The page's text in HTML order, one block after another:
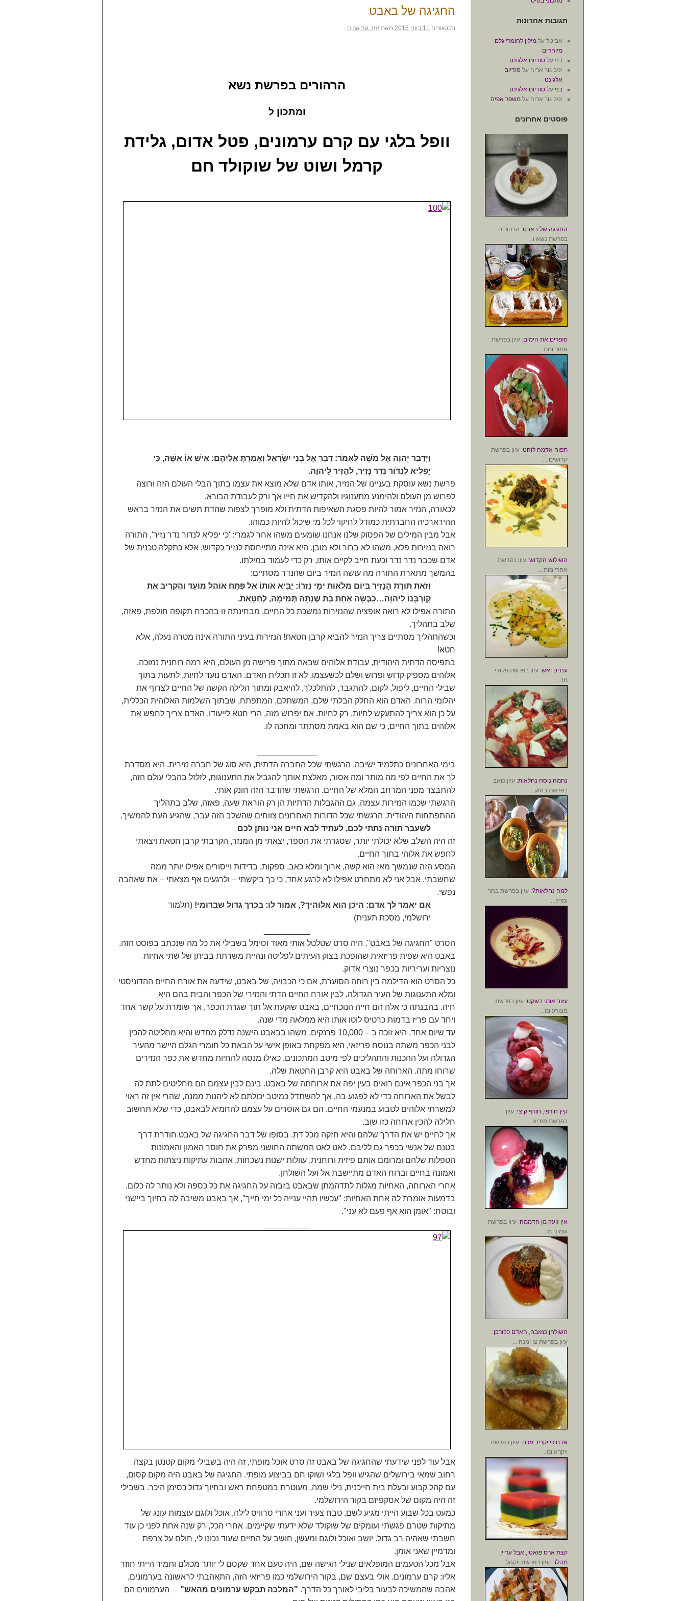
החגיגה של באבט
בקטגוריה 11 ביוני 2016 מאת יניב גור אריה
הרהורים בפרשת נשא
ומתכון ל
וופל בלגי עם קרם ערמונים, פטל אדום, גלידת
קרמל ושוט של שוקולד חם
וַיְדַבֵּר יְהוָה אֶל מֹשֶׁה לֵּאמֹר: דַּבֵּר אֶל בְּנֵי יִשְׂרָאֵל וְאָמַרְתָּ אֲלֵיהֶם: אִישׁ אוֹ אִשָּׁה, כִּי
יַפְלִיא לִנְדֹּור נֶדֶר נָזִיר, לְהַזִּיר לַיהוָה.
פרשת נשא עוסקת בעניינו של הנזיר, אותו אדם שלא מוצא את עצמו בתוך הבלי העולם הזה ורוצה
לפרוש מן העולם ולהימנע מתענוגיו ולהקדיש את חייו אך ורק לעבודת הבורא.
לכאורה, הנזיר אמור להיות פסגת השאיפות הדתית ולא מופרך לצפות שהדת תשים את הנזיר בראש
ההירארכיה החברתית כמודל לחיקוי לכל מי שיכול להיות כמוהו.
אבל מבין המילים של הפסוק שלנו אנחנו שומעים משהו אחר לגמרי: 'כי יפליא לנדור נדר נזיר', התורה
רואה בנזירות פלא, משהו לא ברור ולא מובן. היא אינה מתייחסת לנזיר כקדוש, אלא כתקלה טכנית של
אדם שכבר נדר נדר וכעת חייב לקיים אותו, רק כדי לעמוד במילתו.
בהמשך מתארת התורה מה עושה הנזיר ביום שהנדר מסתיים:
וְזֹאת תּוֹרַת הַנָּזִיר בְּיוֹם מְלֹאות יְמֵי נִזְרוֹ: יָבִיא אֹותוֹ אֶל פֶּתַח אֹוהֶל מוֹעֵד וְהִקְרִיב אֶת
קָורְבָּנוֹ לַיהוָה…כַבְשָׂה אַחַת בַּת שְׁנָתָהּ תְּמִימָה, לְחַטָּאת.
התורה אפילו לא רואה אופציה שהנזירות נמשכת כל החיים, מבחינתה זו בהכרח תקופה חולפת, פאזה,
שלב בתהליך.
וכשהתהליך מסתיים צריך הנזיר להביא קרבן חטאת! הנזירות בעיני התורה אינה מטרה נעלה, אלא
חטא!
בתפיסה הדתית היהודית, עבודת אלוהים שבאה מתוך פרישה מן העולם, היא רמה רוחנית נמוכה.
אלוהים מספיק קדוש ופרוש ושלם לכשעצמו, לא זו תכלית האדם. האדם נועד לחיות, לתעות בתוך
שבילי החיים, ליפול, לקום, להתגבר, להתלכלך, להיאבק ומתוך הלילה הקשה של החיים לצרוף את
יהלומי הרוח. האדם הוא החלק הבלתי שלם, המשתלם, המתפתח, שבתוך השלמות האלוהית הכללית,
על כן הוא צריך להתעקש לחיות, רק לחיות. אם יפרוש מזה, הרי חטא לייעודו. האדם צריך לחפש את
אלוהים בתוך החיים, כי שם הוא באמת מסתתר ומחכה לו.
בימי האחרונים כתלמיד ישיבה, הרגשתי שכל החברה הדתית, היא סוג של חברה נזירית. היא מסדרת
לך את החיים לפי מה מותר ומה אסור, מאלצת אותך להגביל את התענוגות, לזלזל בהבלי עולם הזה,
להתבצר מפני המרחב המלא של החיים. הרגשתי שהדבר הזה חונק אותי.
הרגשתי שכמו הנזירות עצמה, גם ההגבלות הדתיות הן רק הוראת שעה, פאזה, שלב בתהליך
ההתפתחות היהודית. הרגשתי שכל הדורות האחרונים צווחים שהשלב הזה עבר, שהגיע העת להמשיך.
לשעבר תורה נתתי לכם, לעתיד לבא חיים אני נותן לכם
זה היה השלב שלא יכולתי יותר, שסגרתי את הספר, יצאתי מן המנזר, הקרבתי קרבן חטאת ויצאתי
לחפש את אלוהי בתוך החיים.
המסע הזה שנמשך מאז הוא קשה, ארוך ומלא כאב, ספקות, בדידות וייסורים אפילו יותר ממה
שחשבתי. אבל אני לא מתחרט אפילו לא לרגע אחד, כי כך ביקשתי – ולרגעים אף מצאתי – את שאהבה
נפשי.
אם יאמר לך אדם: היכן הוא אלוהיך?, אמור לו: בכרך גדול שברומי! (תלמוד
ירושלמי, מסכת תענית)
הסרט "החגיגה של באבט", היה סרט שטלטל אותי מאוד וסימל בשבילי את כל מה שנכתב בפוסט הזה.
באבט היא שפית פריזאית שהופכת בצוק העיתים לפליטה ונהיית משרתת בביתן של שתי אחיות
נוצריות ועריריות בכפר נוצרי אדוק.
כל הסרט הוא הדילמה בין רוחה הסוערת, אם כי הכבויה, של באבט, שידעה את אורח החיים ההדוניסטי
ומלא התענוגות של העיר הגדולה, לבין אורח החיים הדתי והנזירי של הכפר והבית בהם היא
חיה. בהבנתה כי אלה הם חייה הנוכחיים, באבט שוקעת אל תוך שגרת הכפר, אך שומרת על קשר אחד
ויחד עם פריז בדמות כרטיס לוטו אותו היא ממלאה מדי שנה.
עד שיום אחד, היא זוכה ב – 10,000 פרנקים. משהו בבאבט הישנה נדלק מחדש והיא מחליטה להכין
לבני הכפר משתה בנוסח פריזאי, היא מפקחת באופן אישי על הבאת כל חומרי הגלם היישר מהעיר
הגדולה ועל ההכנות והתהליכים לפי מיטב המתכונים, כאילו מנסה להחיות מחדש את כפר הנזירים
שרוחו מתה. הארוחה של באבט היא קרבן החטאת שלה.
אך בני הכפר אינם רואים בעין יפה את ארוחתה של באבט. בינם לבין עצמם הם מחליטים לתת לה
לבשל את הארוחה כדי לא לפגוע בה, אך להשתדל כמיטב יכולתם לא ליהנות ממנה, שהרי אין זה ראוי
למשרתי אלוהים לטבוע במנעמי החיים. הם גם אוסרים על עצמם להחמיא לבאבט, כדי שלא תחשוב
חלילה להכין ארוחה כזו שוב.
אך לחיים יש את הדרך שלהם והיא חזקה מכל דת. בסופו של דבר החגיגה של באבט חודרת דרך
בטנם של אנשי בכפר גם לליבם. לאט לאט המשתה החושני מפרק את חוסר האמון והאמונות
הטפלות שלהם ומרומם אותם פיזית ורוחנית. עוולות ישנות נשכחות, אהבות עתיקות ניצתות מחדש
ואמונה בחיים וברוח האדם מתיישבת אל ועל השולחן.
אחרי הארוחה, האחיות מגלות לתדהמתן שבאבט בזבזה על החגיגה את כל כספה ולא נותר לה כלום.
בדמעות אומרת לה אחת האחיות: "עכשיו תהיי ענייה כל ימי חייך", אך באבט משיבה לה בחיוך ביישני
ובוטח: "אומן הוא אף פעם לא עני".
אבל עוד לפני שידעתי שהחגיגה של באבט זה סרט אוכל מופתי, זה היה בשבילי מקום קטנטן בקצה
רחוב שמאי בירושלים שהגיש וופל בלגי ושוקו חם בביצוע מופתי. החגיגה של באבט היה מקום קסום,
עם קהל קבוע ובעלת בית חייכנית, נילי שמה, מעוטרת במטפחת ראש ובחיוך גדול כסימן היכר. בשבילי
זה היה מקום של אסקפיזם בקור הירושלמי.
כמעט בכל שבוע הייתי מגיע לשם, טבח צעיר ועני אחרי סרוויס לילה, אוכל ולוגם עוצמות עונג של
מתיקות שטרם פגשתי ועומקים של שוקולד שלא ידעתי שקיימים. אחרי הכל, רק שנה אחת לפני כן עוד
חשבתי שאהיה רב גדול. יושב ואוכל ולוגם ומעשן, חושב על החיים שעוד נכונו לי, חולם על צרפת
ומדמיין שאני אומן.
אבל מכל הטעמים המופלאים שנילי הגישה שם, היה טעם אחד שקסם לי יותר מכולם ותמיד הייתי חוזר
אליו: קרם ערמונים. אולי בעצם שם, בקור הירושלמי כמו פריזאי הזה, התאהבתי לראשונה בערמונים,
אהבה שהמשיכה לבעור בליבי לאורך כל הדרך. "המלכה תבקש ערמונים מהאש" – הערמונים הם
תגובות אחרונות
אביטל על מילון לחומרי גלם
מיוחדים
בני על סודיום אלגינט
יניב גור אריה על סודיום
אלגינט
בני על סודיום אלגינט
יניב גור אריה על משפר אפיה
פוסטים אחרונים
החגיגה של באבט: הרהורים
בפרשת נשא ו...
סופרים את הימים: עיון בפרשת
אמור ומת...
תפוח אדמה לוהט: עיון בפרשת
קדושים ...
השילוש הקדוש: עיון בפרשת
אחרי מות ...
עננים ואש: עיון בפרשת פקודי
מז...
נחמה נוסח נחלאות: עיון כואב
בפרשת בחוק...
למה נחלאות?: עיון בפרשת בהר
ומרק...
עזוב אותי בשקט: עיון בפרשת
מצורע ומ...
קיץ חורפי, חורף קיצי: עיון
בפרשת תזריע ...
אין זועק מן הדממה: עיון בפרשת
שמיני מו...
השולחן כמזבח, האדם כקורבן:
עיון בפרשת צו ומנה ...
אדם כי יקריב מכם: עיון בפרשת
ויקרא ומ...
קצת ארס פואטי, אבל עדיין
מהלב: עיון בפרשת ויקהל ...